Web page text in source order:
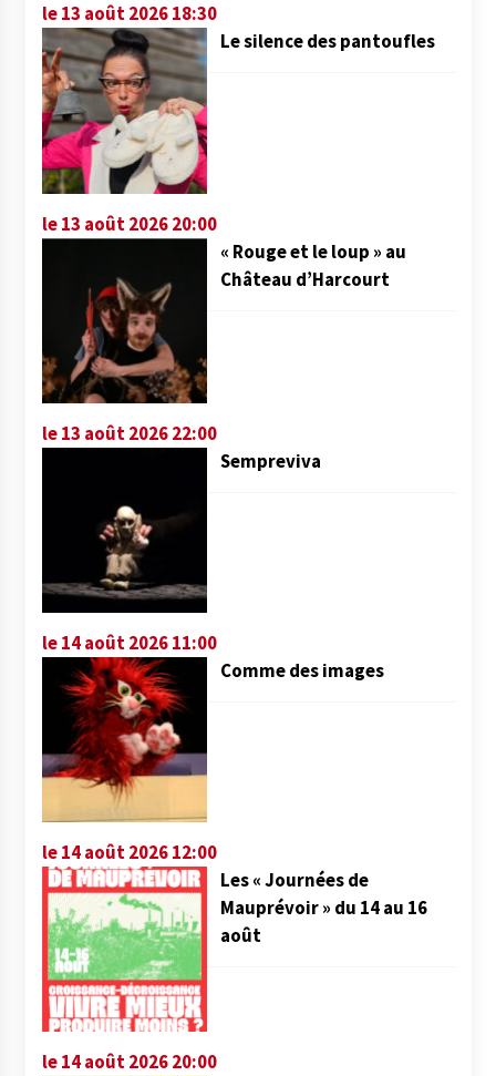
le 13 août 2026 18:30
Le silence des pantoufles
le 13 août 2026 20:00
« Rouge et le loup » au
Château d’Harcourt
le 13 août 2026 22:00
Sempreviva
le 14 août 2026 11:00
Comme des images
le 14 août 2026 12:00
Les « Journées de
Mauprévoir » du 14 au 16
août
le 14 août 2026 20:00